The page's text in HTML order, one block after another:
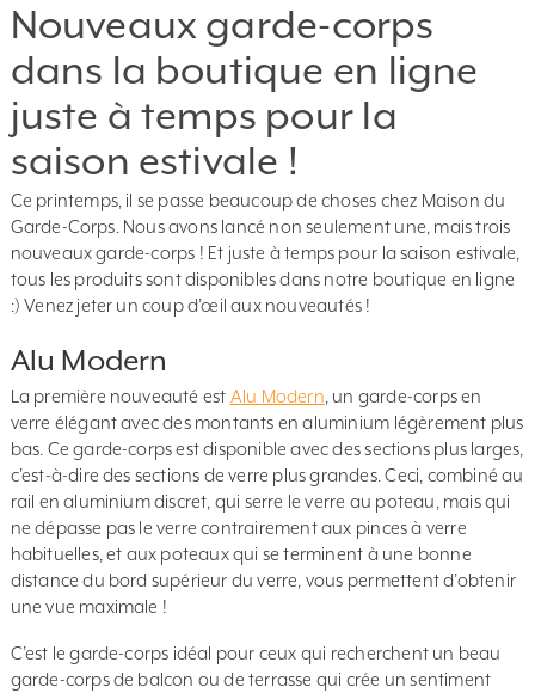
Nouveaux garde-corps
dans la boutique en ligne
juste à temps pour la
saison estivale !
Ce printemps, il se passe beaucoup de choses chez Maison du
Garde-Corps. Nous avons lancé non seulement une, mais trois
nouveaux garde-corps ! Et juste à temps pour la saison estivale,
tous les produits sont disponibles dans notre boutique en ligne
:) Venez jeter un coup d’œil aux nouveautés !
Alu Modern
La première nouveauté est Alu Modern , un garde-corps en
verre élégant avec des montants en aluminium légèrement plus
bas. Ce garde-corps est disponible avec des sections plus larges,
c’est-à-dire des sections de verre plus grandes. Ceci, combiné au
rail en aluminium discret, qui serre le verre au poteau, mais qui
ne dépasse pas le verre contrairement aux pinces à verre
habituelles, et aux poteaux qui se terminent à une bonne
distance du bord supérieur du verre, vous permettent d’obtenir
une vue maximale !
C’est le garde-corps idéal pour ceux qui recherchent un beau
garde-corps de balcon ou de terrasse qui crée un sentiment